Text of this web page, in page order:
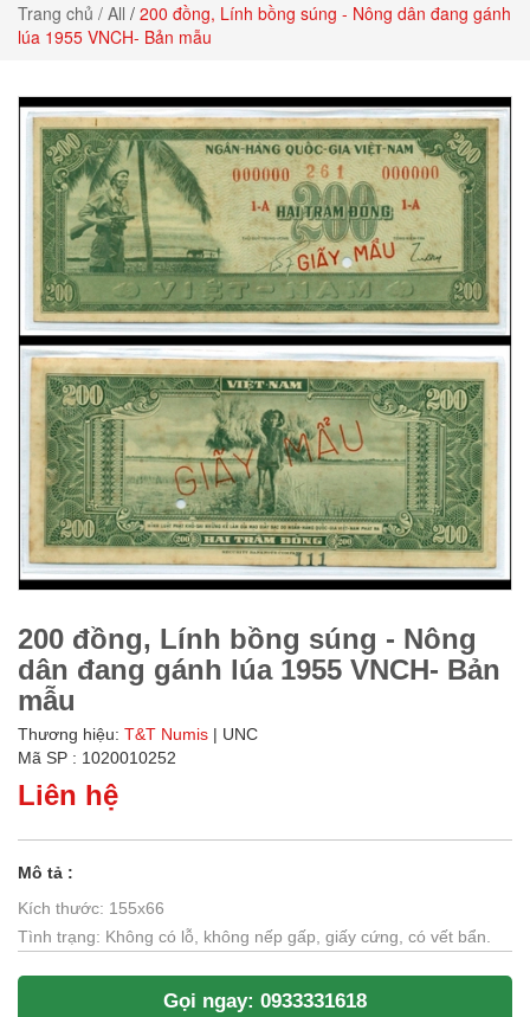
Trang chủ / All / 200 đồng, Lính bồng súng - Nông dân đang gánh
lúa 1955 VNCH- Bản mẫu
200 đồng, Lính bồng súng - Nông
dân đang gánh lúa 1955 VNCH- Bản
mẫu
Thương hiệu: T&T Numis | UNC
Mã SP : 1020010252
Liên hệ
Mô tả :
Kích thước: 155x66
Tình trạng: Không có lỗ, không nếp gấp, giấy cứng, có vết bẩn.
Gọi ngay: 0933331618